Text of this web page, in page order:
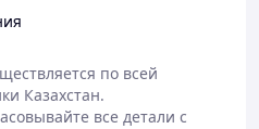
по всей
Казахстан.
все детали с